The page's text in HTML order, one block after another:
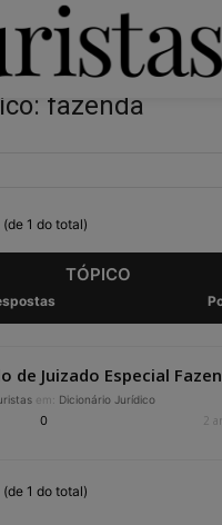
fazenda
1 do total)
TÓPICO
de Juizado Especial
em: Dicionário Jurídico
0 2
1 do total)